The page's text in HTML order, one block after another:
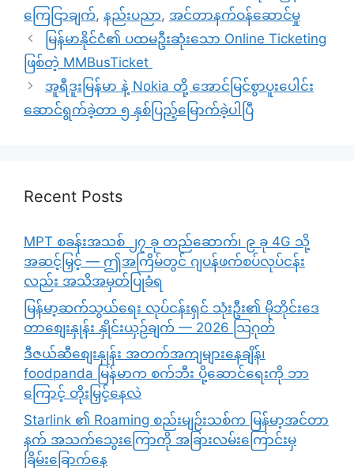
ကြေငြာချက်, နည်းပညာ, အင်တာနက်ဝန်ဆောင်မှု
မြန်မာနိုင်ငံ၏ ပထမဦးဆုံးသော Online Ticketing
ဖြစ်တဲ့ MMBusTicket
အူရီဒူးမြန်မာ နဲ့ Nokia တို့ အောင်မြင်စွာပူးပေါင်း
ဆောင်ရွက်ခဲ့တာ ၅ နှစ်ပြည့်မြောက်ခဲ့ပါပြီ
Recent Posts
MPT စခန်းအသစ် ၂၇ ခု တည်ဆောက်၊ ၉ ခု 4G သို့
အဆင့်မြှင့် — ဤအကြိမ်တွင် ဂျပန်ဖက်စပ်လုပ်ငန်း
လည်း အသိအမှတ်ပြုခံရ
မြန်မာ့ဆက်သွယ်ရေး လုပ်ငန်းရှင် သုံးဦး၏ မိုဘိုင်းဒေ
တာစျေးနှုန်း နှိုင်းယှဉ်ချက် — 2026 သြဂုတ်
ဒီဇယ်ဆီစျေးနှုန်း အတက်အကျများနေချိန်၊
foodpanda မြန်မာက စက်ဘီး ပို့ဆောင်ရေးကို ဘာ
ကြောင့် တိုးမြှင့်နေလဲ
Starlink ၏ Roaming စည်းမျဉ်းသစ်က မြန်မာ့အင်တာ
နက် အသက်သွေးကြောကို အခြားလမ်းကြောင်းမှ
ခြိမ်းခြောက်နေ